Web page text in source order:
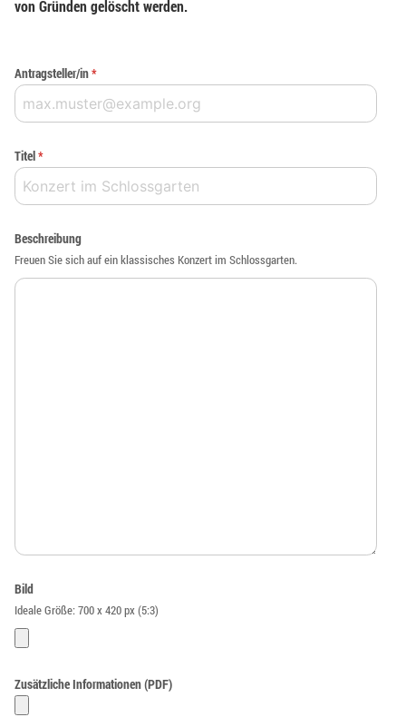
von Gründen gelöscht werden.
Antragsteller/in*
Titel*
Beschreibung
Freuen Sie sich auf ein klassisches Konzert im Schlossgarten.
Bild
Ideale Größe: 700 x 420 px (5:3)
Zusätzliche Informationen (PDF)